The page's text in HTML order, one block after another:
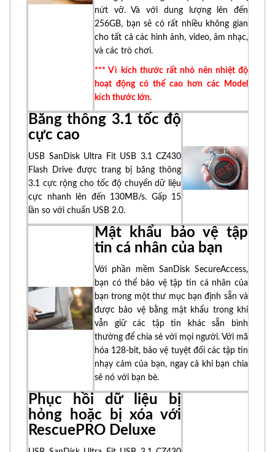
nứt vỡ. Và với dung lượng lên đến
256GB, bạn sẽ có rất nhiều không gian
cho tất cả các hình ảnh, video, âm nhạc,
và các trò chơi.
*** Vì kích thước rất nhỏ nên nhiệt độ
hoạt động có thể cao hơn các Model
kích thước lớn.
Băng thông 3.1 tốc độ
cực cao
USB SanDisk Ultra Fit USB 3.1 CZ430
Flash Drive được trang bị băng thông
3.1 cực rộng cho tốc độ chuyển dữ liệu
cực nhanh lên đến 130MB/s. Gấp 15
lần so với chuẩn USB 2.0.
Mật khẩu bảo vệ tập
tin cá nhân của bạn
Với phần mềm SanDisk SecureAccess,
bạn có thể bảo vệ tập tin cá nhân của
bạn trong một thư mục bạn định sẵn và
được bảo vệ bằng mật khẩu trong khi
vẫn giữ các tập tin khác sẵn bình
thường để chia sẻ với mọi người. Với mã
hóa 128-bit, bảo vệ tuyệt đối các tập tin
nhạy cảm của bạn, ngay cả khi bạn chia
sẻ nó với bạn bè.
Phục hồi dữ liệu bị
hỏng hoặc bị xóa với
RescuePRO Deluxe